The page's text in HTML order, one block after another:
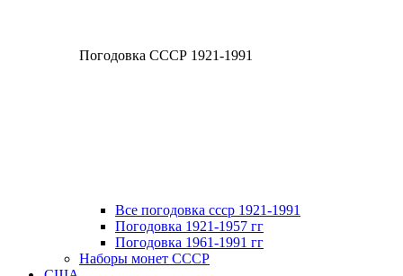
Погодовка СССР 1921-1991
Все погодовка ссср 1921-1991
Погодовка 1921-1957 гг
Погодовка 1961-1991 гг
Наборы монет СССР